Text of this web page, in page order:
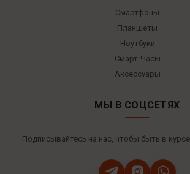
Смартфоны
Планшеты
Ноутбуки
Смарт-Часы
Аксессуары
МЫ В СОЦСЕТЯХ
Подписывайтесь на нас, чтобы быть в